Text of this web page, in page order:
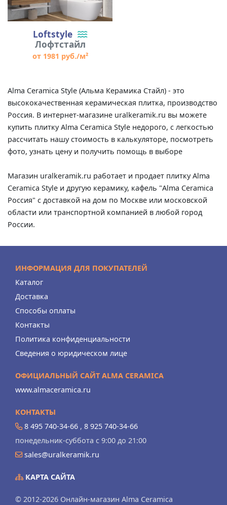
Loftstyle
Лофтстайл
от 1981 руб./м²
Alma Ceramica Style (Альма Керамика Стайл) - это
высококачественная керамическая плитка, производство
Россия. В интернет-магазине uralkeramik.ru вы можете
купить плитку Alma Ceramica Style недорого, с легкостью
рассчитать нашу стоимость в калькуляторе, посмотреть
фото, узнать цену и получить помощь в выборе
Магазин uralkeramik.ru работает и продает плитку Alma
Ceramica Style и другую керамику, кафель "Alma Ceramica
Россия" с доставкой на дом по Москве или московской
области или транспортной компанией в любой город
России.
ИНФОРМАЦИЯ ДЛЯ ПОКУПАТЕЛЕЙ
Каталог
Доставка
Способы оплаты
Контакты
Политика конфиденциальности
Сведения о юридическом лице
ОФИЦИАЛЬНЫЙ САЙТ ALMA CERAMICA
www.almaceramica.ru
КОНТАКТЫ
8 495 740-34-66 , 8 925 740-34-66
понедельник-суббота с 9:00 до 21:00
sales@uralkeramik.ru
КАРТА САЙТА
© 2012-2026 Онлайн-магазин Alma Ceramica